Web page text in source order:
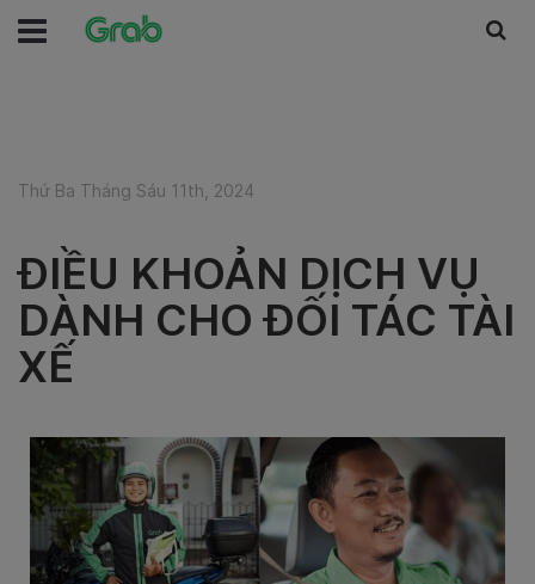
Thứ Ba Tháng Sáu 11th, 2024
ĐIỀU KHOẢN DỊCH VỤ
DÀNH CHO ĐỐI TÁC TÀI
XẾ